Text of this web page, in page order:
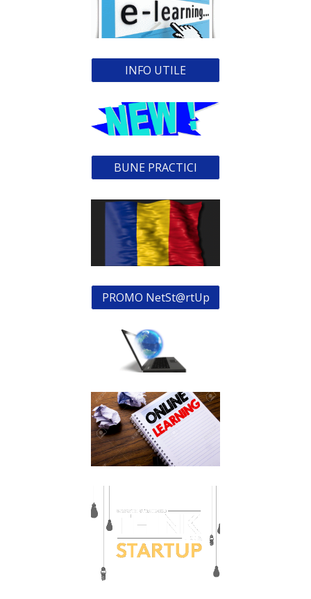
INFO UTILE
BUNE PRACTICI
PROMO NetSt@rtUp